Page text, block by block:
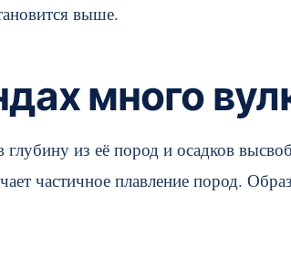
выше.
много
из её пород и осадков
частичное плавление пород.